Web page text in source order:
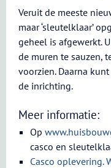
Veruit de meeste
maar ‘sleutelklaar’
geheel is afgewerkt.
de muren te sauzen,
voorzien. Daarna
de inrichting.
Meer informatie:
Op
casco en
Casco oplevering.